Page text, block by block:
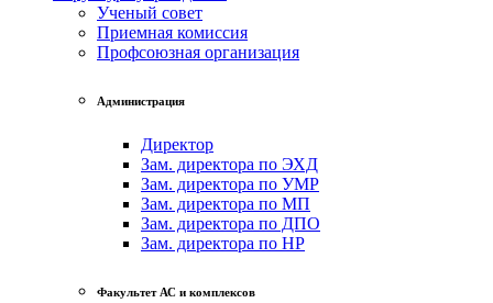
Ученый совет
Приемная комиссия
Профсоюзная организация
Администрация
Директор
Зам. директора по ЭХД
Зам. директора по УМР
Зам. директора по МП
Зам. директора по ДПО
Зам. директора по НР
Факультет АС и комплексов